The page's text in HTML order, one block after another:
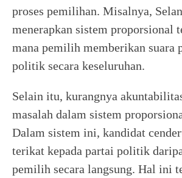
proses pemilihan. Misalnya,
menerapkan sistem proporsional
mana pemilih memberikan suara
politik secara keseluruhan.
Selain itu, kurangnya
masalah dalam sistem
Dalam sistem ini, kandidat
terikat kepada partai politik
pemilih secara langsung. Hal ini